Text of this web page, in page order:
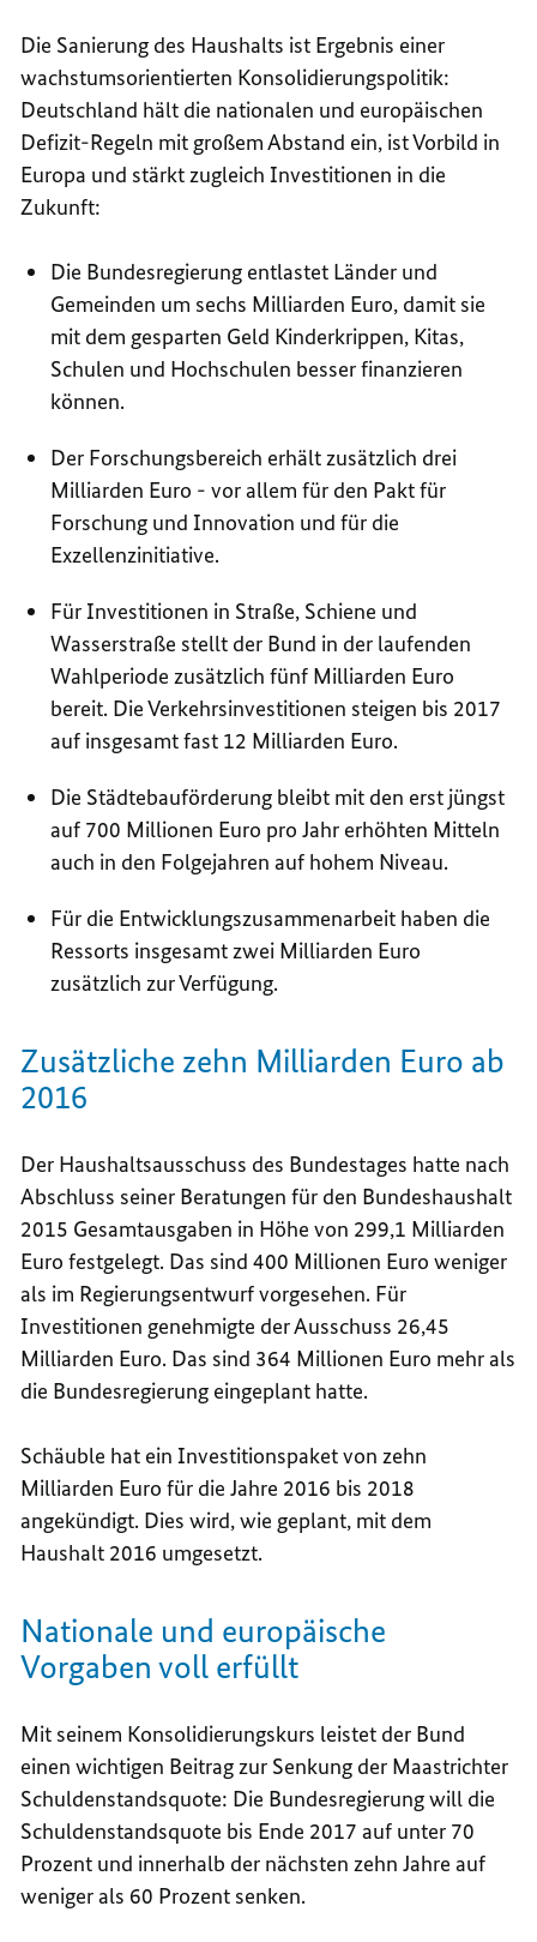
Die Sanierung des Haushalts ist Ergebnis einer
wachstumsorientierten Konsolidierungspolitik:
Deutschland hält die nationalen und europäischen
Defizit-Regeln mit großem Abstand ein, ist Vorbild in
Europa und stärkt zugleich Investitionen in die
Zukunft:
Die Bundesregierung entlastet Länder und
Gemeinden um sechs Milliarden Euro, damit sie
mit dem gesparten Geld Kinderkrippen, Kitas,
Schulen und Hochschulen besser finanzieren
können.
Der Forschungsbereich erhält zusätzlich drei
Milliarden Euro - vor allem für den Pakt für
Forschung und Innovation und für die
Exzellenzinitiative.
Für Investitionen in Straße, Schiene und
Wasserstraße stellt der Bund in der laufenden
Wahlperiode zusätzlich fünf Milliarden Euro
bereit. Die Verkehrsinvestitionen steigen bis 2017
auf insgesamt fast 12 Milliarden Euro.
Die Städtebauförderung bleibt mit den erst jüngst
auf 700 Millionen Euro pro Jahr erhöhten Mitteln
auch in den Folgejahren auf hohem Niveau.
Für die Entwicklungszusammenarbeit haben die
Ressorts insgesamt zwei Milliarden Euro
zusätzlich zur Verfügung.
Zusätzliche zehn Milliarden Euro ab
2016
Der Haushaltsausschuss des Bundestages hatte nach
Abschluss seiner Beratungen für den Bundeshaushalt
2015 Gesamtausgaben in Höhe von 299,1 Milliarden
Euro festgelegt. Das sind 400 Millionen Euro weniger
als im Regierungsentwurf vorgesehen. Für
Investitionen genehmigte der Ausschuss 26,45
Milliarden Euro. Das sind 364 Millionen Euro mehr als
die Bundesregierung eingeplant hatte.
Schäuble hat ein Investitionspaket von zehn
Milliarden Euro für die Jahre 2016 bis 2018
angekündigt. Dies wird, wie geplant, mit dem
Haushalt 2016 umgesetzt.
Nationale und europäische
Vorgaben voll erfüllt
Mit seinem Konsolidierungskurs leistet der Bund
einen wichtigen Beitrag zur Senkung der Maastrichter
Schuldenstandsquote: Die Bundesregierung will die
Schuldenstandsquote bis Ende 2017 auf unter 70
Prozent und innerhalb der nächsten zehn Jahre auf
weniger als 60 Prozent senken.